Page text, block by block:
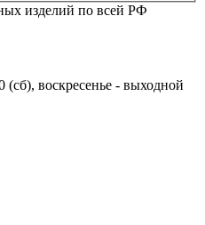
изделий по всей РФ
воскресенье - выходной